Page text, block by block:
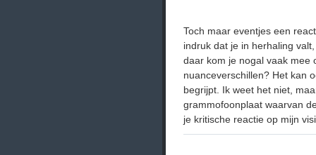
Toch maar eventjes een
indruk dat je in herhaling
daar kom je nogal vaak mee
nuanceverschillen? Het kan
begrijpt. Ik weet het niet,
grammofoonplaat waarvan
je kritische reactie op mijn